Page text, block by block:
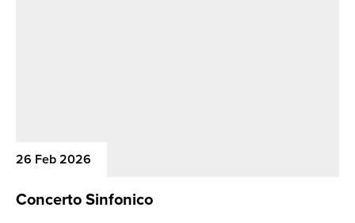
26 Feb 2026
Concerto Sinfonico